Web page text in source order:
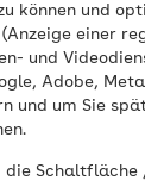
können und
einer
und
Adobe,
und um Sie
Schaltfläche